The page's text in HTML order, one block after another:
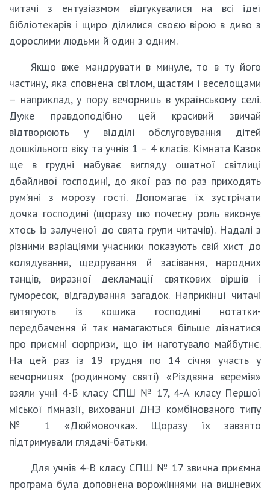
читачі з ентузіазмом відгукувалися на всі ідеї
бібліотекарів і щиро ділилися своєю вірою в диво з
дорослими людьми й один з одним.
Якщо вже мандрувати в минуле, то в ту його
частину, яка сповнена світлом, щастям і веселощами
– наприклад, у пору вечорниць в українському селі.
Дуже правдоподібно цей красивий звичай
відтворюють у відділі обслуговування дітей
дошкільного віку та учнів 1 – 4 класів. Кімната Казок
ще в грудні набуває вигляду ошатної світлиці
дбайливої господині, до якої раз по раз приходять
рум’яні з морозу гості. Допомагає їх зустрічати
дочка господині (щоразу цю почесну роль виконує
хтось із залученої до свята групи читачів). Надалі з
різними варіаціями учасники показують свій хист до
колядування, щедрування й засівання, народних
танців, виразної декламації святкових віршів і
гуморесок, відгадування загадок. Наприкінці читачі
витягують із кошика господині нотатки-
передбачення й так намагаються більше дізнатися
про приємні сюрпризи, що їм наготувало майбутнє.
На цей раз із 19 грудня по 14 січня участь у
вечорницях (родинному святі) «Різдвяна веремія»
взяли учні 4-Б класу СПШ № 17, 4-А класу Першої
міської гімназії, вихованці ДНЗ комбінованого типу
№ 1 «Дюймовочка». Щоразу їх завзято
підтримували глядачі-батьки.
Для учнів 4-В класу СПШ № 17 звична приємна
програма була доповнена ворожіннями на вишневих